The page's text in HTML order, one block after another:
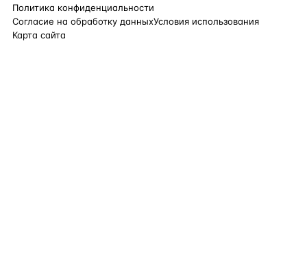
Политика конфиденциальности
Согласие на обработку данныхУсловия использования
Карта сайта